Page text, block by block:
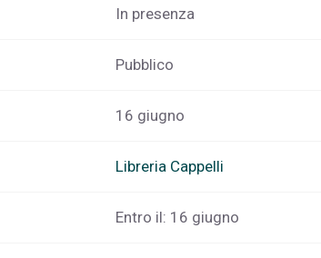
In presenza
Pubblico
16 giugno
Libreria Cappelli
Entro il: 16 giugno